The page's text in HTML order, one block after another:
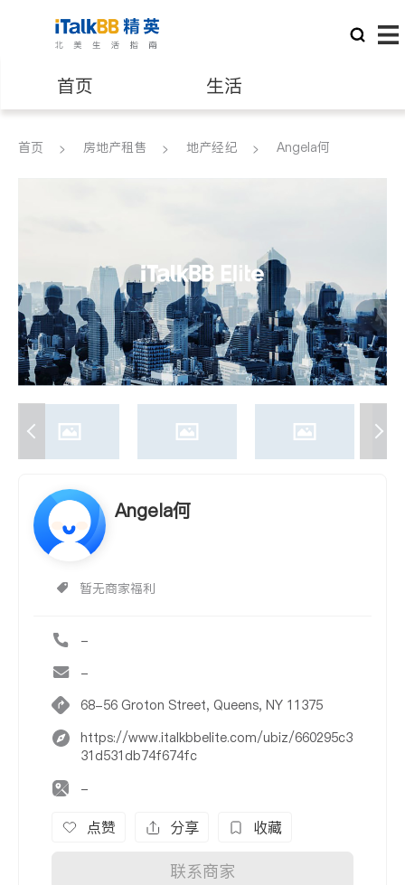
首页 生活
医生 律师
养老 非盈利组织
首页 房地产租售 地产经纪 Angela何
Angela何
暂无商家福利
-
-
68-56 Groton Street, Queens, NY 11375
https://www.italkbbelite.com/ubiz/660295c3
31d531db74f674fc
-
点赞 分享 收藏
联系商家